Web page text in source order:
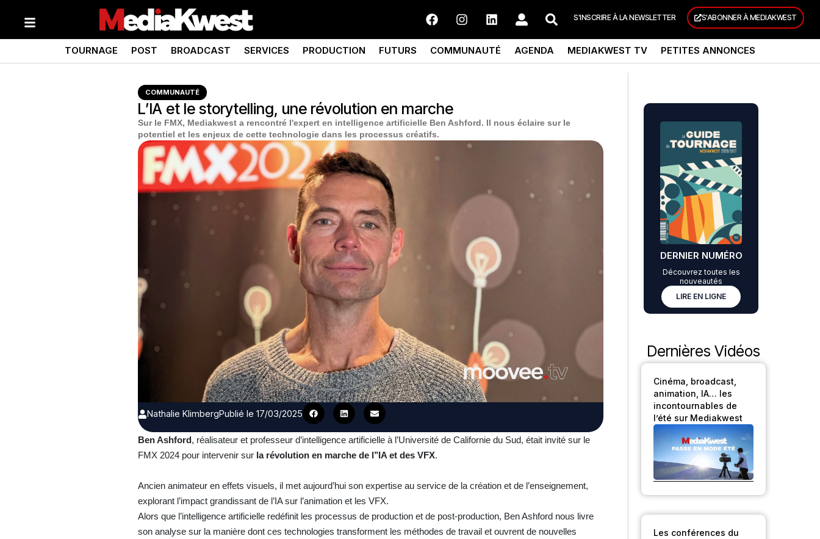
S'INSCRIRE À LA NEWSLETTER S'ABONNER À MEDIAKWEST
TOURNAGE POST BROADCAST SERVICES PRODUCTION FUTURS COMMUNAUTÉ AGENDA MEDIAKWEST TV PETITES ANNONCES
COMMUNAUTÉ
L’IA et le storytelling, une révolution en marche
Sur le FMX, Mediakwest a rencontré l'expert en intelligence artificielle Ben Ashford. Il nous éclaire sur le
potentiel et les enjeux de cette technologie dans les processus créatifs.
Nathalie KlimbergPublié le 17/03/2025
Ben Ashford, réalisateur et professeur d’intelligence artificielle à l’Université de Californie du Sud, était invité sur le
FMX 2024 pour intervenir sur la révolution en marche de l’’IA et des VFX.
Ancien animateur en effets visuels, il met aujourd’hui son expertise au service de la création et de l’enseignement,
explorant l’impact grandissant de l’IA sur l’animation et les VFX.
Alors que l’intelligence artificielle redéfinit les processus de production et de post-production, Ben Ashford nous livre
son analyse sur la manière dont ces technologies transforment les méthodes de travail et ouvrent de nouvelles
DERNIER NUMÉRO
Découvrez toutes les
nouveautés
LIRE EN LIGNE
Dernières Vidéos
Cinéma, broadcast,
animation, IA… les
incontournables de
l’été sur Mediakwest
Les conférences du